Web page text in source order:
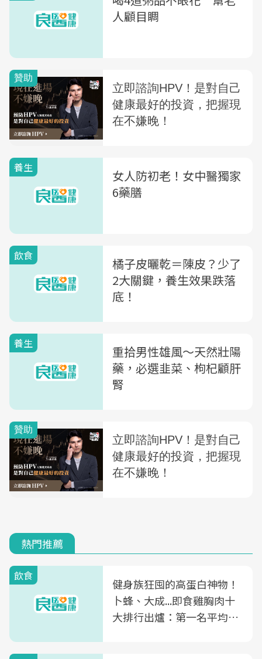
人顧目睭
養生
女人防初老！女中醫獨家
6藥膳
飲食
橘子皮曬乾＝陳皮？少了
2大關鍵，養生效果跌落
底！
養生
重拾男性雄風～天然壯陽
藥，必選韭菜、枸杞顧肝
腎
熱門推薦
飲食
健身族狂囤的高蛋白神物！
卜蜂、大成...即食雞胸肉十
大排行出爐：第一名平均一